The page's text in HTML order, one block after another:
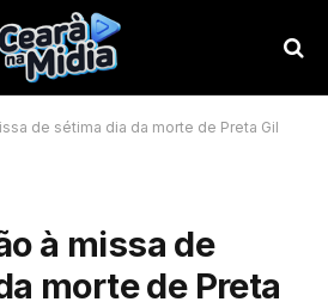
de sétima dia da morte de Preta Gil
à missa de
morte de Preta